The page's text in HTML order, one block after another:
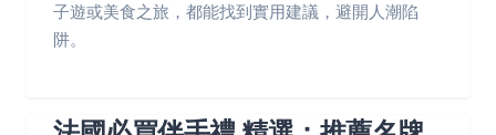
子遊或美食之旅，都能找到實用建議，避開人潮陷
阱。